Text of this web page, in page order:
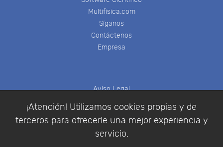
¡Atención! Utilizamos cookies propias y de
terceros para ofrecerle una mejor experiencia y
servicio.
Multifisica.com
Síganos
Contáctenos
Empresa
Aviso Legal
Política de Privacidad
Condiciones de compra
Identificarse